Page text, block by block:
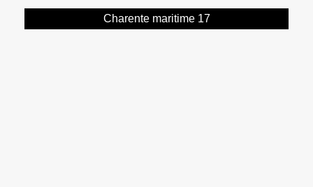
Charente maritime 17